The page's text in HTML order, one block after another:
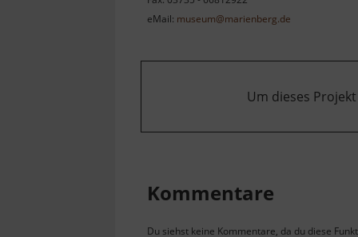
eMail: museum@marienberg.de
Um dieses
Kommentare
Du siehst keine Kommentare, da du diese